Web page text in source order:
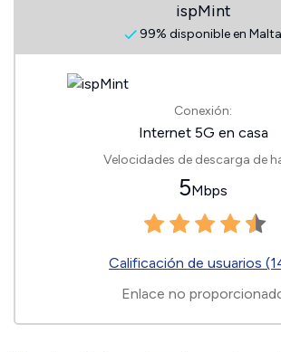
ispMint
99% disponible en Malta
Conexión:
Internet 5G en casa
Velocidades de descarga de
5Mbps
Calificación de usuarios
Enlace no